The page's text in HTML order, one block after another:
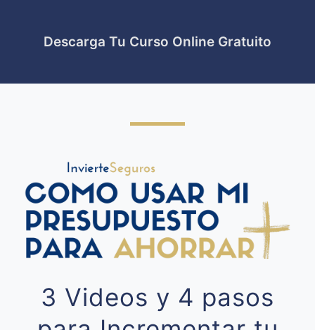
Descarga Tu Curso Online Gratuito
3 Videos y 4 pasos